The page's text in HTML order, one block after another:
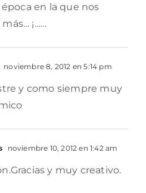
en la que nos
¡……
noviembre 8, 2012 en 5:14 pm
y como siempre muy
noviembre 10, 2012 en 1:42 am
y muy creativo.